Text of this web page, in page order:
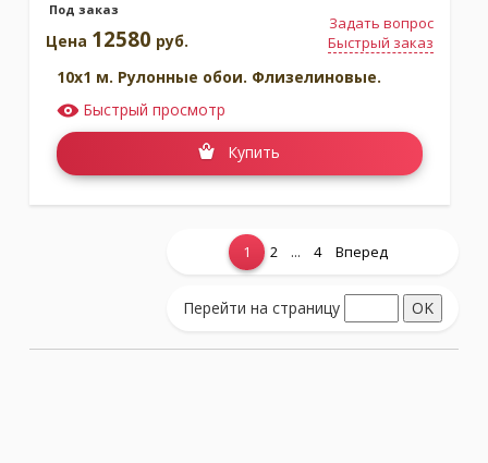
Под заказ
Задать вопрос
Быстрый заказ
Цена 12580 руб.
10x1 м. Рулонные обои. Флизелиновые.
Быстрый просмотр
Купить
Показать еще...
1 2 ... 4 Вперед
Перейти на страницу